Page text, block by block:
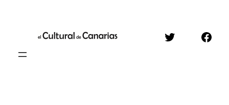
contenido
Twitter